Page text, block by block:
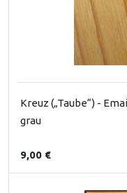
Kreuz („Taube“) -
grau
9,00 €